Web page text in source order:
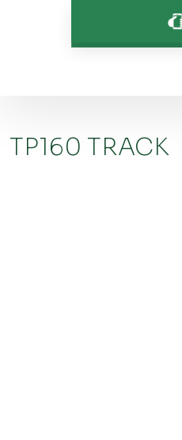
TP160 TRACK